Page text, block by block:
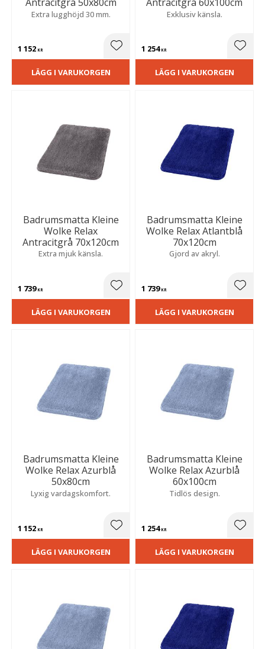
Extra lugghöjd 30 mm.
1 152 KR Lägg till i favoriter
LÄGG I VARUKORGEN
Exklusiv känsla.
1 254KR
LÄGG I VARUKORGEN
Badrumsmatta Kleine
Wolke Relax
Antracitgrå 70x120cm
Extra mjuk känsla.
1 739KR Lägg till i favoriter
LÄGG I VARUKORGEN
Badrumsmatta Kleine
Wolke Relax Atlantblå
70x120cm
Gjord av akryl.
1 739KR
LÄGG I VARUKORGEN
Badrumsmatta Kleine
Wolke Relax Azurblå
50x80cm
Lyxig vardagskomfort.
1 152 KR Lägg till i favoriter
LÄGG I VARUKORGEN
Badrumsmatta Kleine
Wolke Relax Azurblå
60x100cm
Tidlös design.
1 254KR
LÄGG I VARUKORGEN